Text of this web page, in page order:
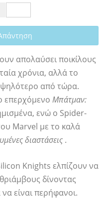
απολαύσει ποικίλους
χρόνια, αλλά το
από τώρα.
επερχόμενο Μπάτμαν:
ενώ ο Spider-
Marvel με το καλά
διαστάσεις .
Knights ελπίζουν να
δίνοντας
να είναι περήφανοι.